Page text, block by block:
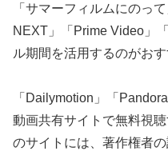
「サマーフィルムにのっ
NEXT」「Prime Video」
ル期間を活用するのがおす
「Dailymotion」「
動画共有サイトで無料視
のサイトには、著作権者